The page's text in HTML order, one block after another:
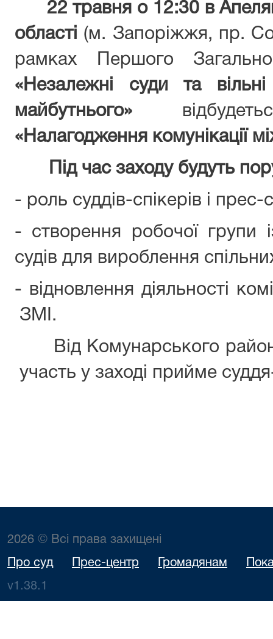
22 травня о 12:30 в
області
(м. Запоріжжя, пр.
рамках Першого
«Незалежні суди та
майбутнього»
«Налагодження комунікації
Під час заходу будуть
- роль суддів-спікерів і прес-
- створення робочої групи
судів для вироблення
- відновлення діяльності
ЗМІ.
Від Комунарського
участь у заході прийме
2026 © Всі права захищені
Про суд Прес-центр Громадянам
v1.38.1